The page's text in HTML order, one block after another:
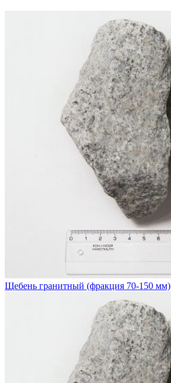
Щебень гранитный (фракция 70-150 мм)